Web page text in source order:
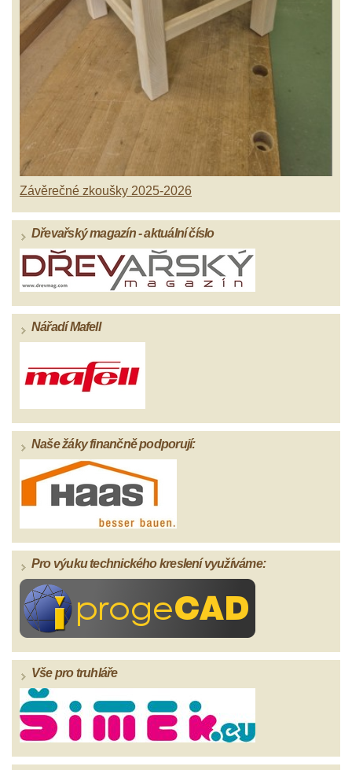
Závěrečné zkoušky 2025-2026
Dřevařský magazín - aktuální číslo
Nářadí Mafell
Naše žáky finančně podporují:
Pro výuku technického kreslení využíváme:
Vše pro truhláře